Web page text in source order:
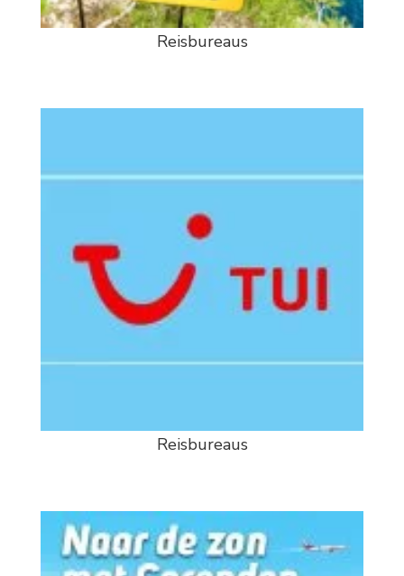
Reisbureaus
Reisbureaus